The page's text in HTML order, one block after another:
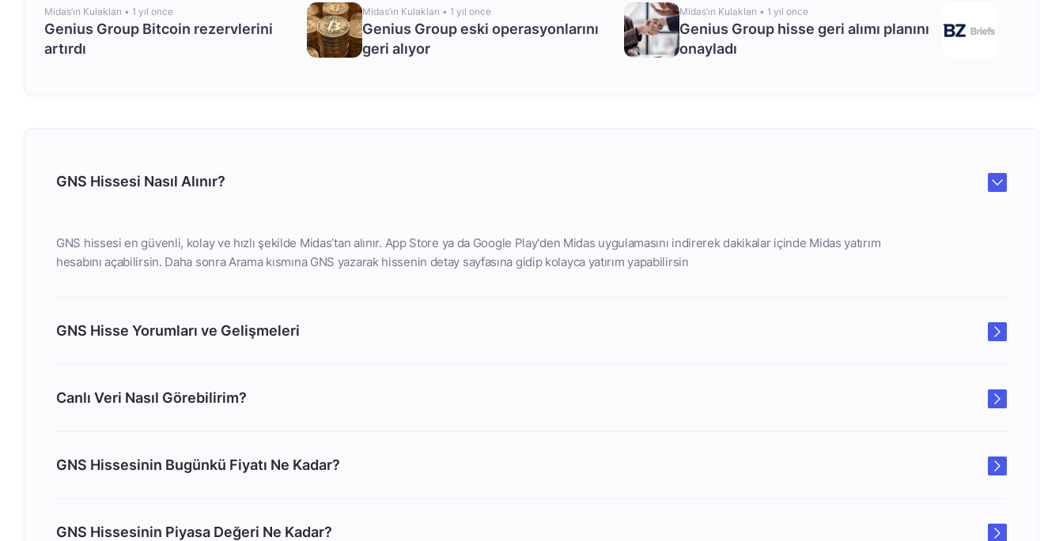
Midas’ın Kulakları • 1 yıl once
Genius Group Bitcoin rezervlerini
artırdı
Midas’ın Kulakları • 1 yıl once
Genius Group eski operasyonlarını
geri alıyor
Midas’ın Kulakları • 1 yıl once
Genius Group hisse geri alımı planını
onayladı
GNS Hissesi Nasıl Alınır?
GNS hissesi en güvenli, kolay ve hızlı şekilde Midas’tan alınır. App Store ya da Google Play'den Midas uygulamasını indirerek dakikalar içinde Midas yatırım
hesabını açabilirsin. Daha sonra Arama kısmına GNS yazarak hissenin detay sayfasına gidip kolayca yatırım yapabilirsin
GNS Hisse Yorumları ve Gelişmeleri
Canlı Veri Nasıl Görebilirim?
GNS Hissesinin Bugünkü Fiyatı Ne Kadar?
GNS Hissesinin Piyasa Değeri Ne Kadar?